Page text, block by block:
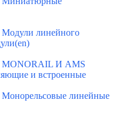
линейного
MONORAIL И AMS
и встроенные
линейные